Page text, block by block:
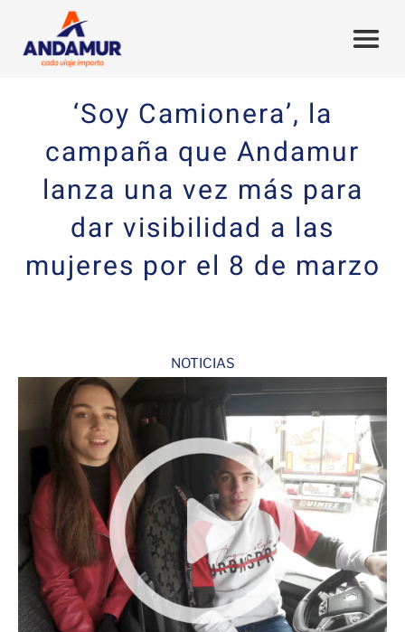
‘Soy Camionera’, la
campaña que Andamur
lanza una vez más para
dar visibilidad a las
mujeres por el 8 de marzo
NOTICIAS